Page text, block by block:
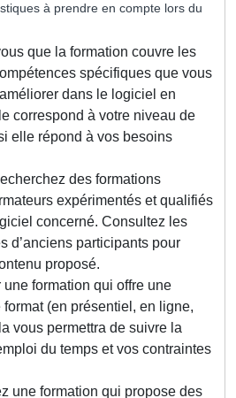
à prendre en compte lors du
que la formation couvre les
spécifiques que vous
dans le logiciel en
correspond à votre niveau de
elle répond à vos besoins
des formations
expérimentés et qualifiés
concerné. Consultez les
d’anciens participants pour
proposé.
formation qui offre une
(en présentiel, en ligne,
vous permettra de suivre la
du temps et vos contraintes
une formation qui propose des